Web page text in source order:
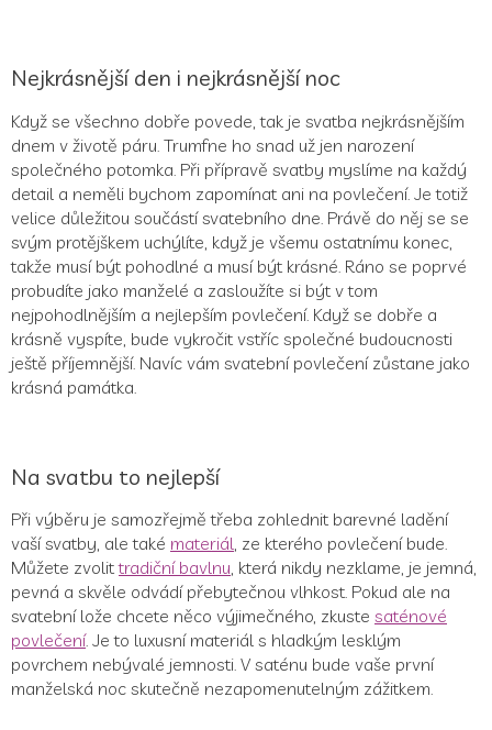
Nejkrásnější den i nejkrásnější noc
Když se všechno dobře povede, tak je svatba nejkrásnějším
dnem v životě páru. Trumfne ho snad už jen narození
společného potomka. Při přípravě svatby myslíme na každý
detail a neměli bychom zapomínat ani na povlečení. Je totiž
velice důležitou součástí svatebního dne. Právě do něj se se
svým protějškem uchýlíte, když je všemu ostatnímu konec,
takže musí být pohodlné a musí být krásné. Ráno se poprvé
probudíte jako manželé a zasloužíte si být v tom
nejpohodlnějším a nejlepším povlečení. Když se dobře a
krásně vyspíte, bude vykročit vstříc společné budoucnosti
ještě příjemnější. Navíc vám svatební povlečení zůstane jako
krásná památka.
Na svatbu to nejlepší
Při výběru je samozřejmě třeba zohlednit barevné ladění
vaší svatby, ale také materiál, ze kterého povlečení bude.
Můžete zvolittradiční bavlnu, která nikdy nezklame, je jemná,
pevná a skvěle odvádí přebytečnou vlhkost. Pokud ale na
svatební lože chcete něco výjimečného, zkuste saténové
povlečení. Je to luxusní materiál s hladkým lesklým
povrchem nebývalé jemnosti. V saténu bude vaše první
manželská noc skutečně nezapomenutelným zážitkem.